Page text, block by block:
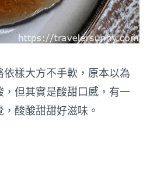
樣大方不手軟，原本以為
但其實是酸甜口感，有一
酸酸甜甜好滋味。